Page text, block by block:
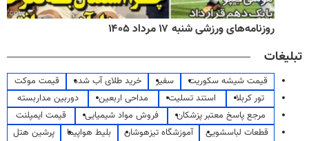
روزنامه‌های ورزشی شنبه ۱۷ مرداد ۱۴۰۵
تبلیغات
قیمت شیشه سکوریت سفیر خرید طلای آب شده
قیمت موکت
تور کربلا
استند تسلیت مداحی اربعین
دوربین مداربسته
مرجع پاسخ معتبر پزشکان
فروش مواد شیمیایی
قیمت ایمپلنت
قطعات لباسشویی
آموزشگاه تیزهوشان بلیط هواپیما
پرشین هتل